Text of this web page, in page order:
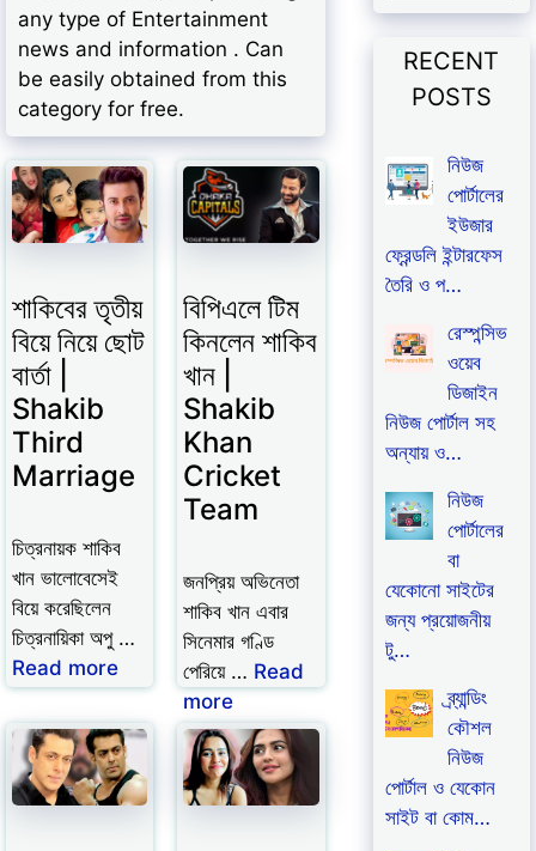
any type of Entertainment
news and information . Can
be easily obtained from this
category for free.
শাকিবের তৃতীয়
বিয়ে নিয়ে ছোট
বার্তা |
Shakib
Third
Marriage
চিত্রনায়ক শাকিব
খান ভালোবেসেই
বিয়ে করেছিলেন
চিত্রনায়িকা অপু …
Read more
বিপিএলে টিম
কিনলেন শাকিব
খান |
Shakib
Khan
Cricket
Team
জনপ্রিয় অভিনেতা
শাকিব খান এবার
সিনেমার গণ্ডি
পেরিয়ে … Read
more
RECENT
POSTS
নিউজ
পোর্টালের
ইউজার
ফ্রেন্ডলি ইন্টারফেস
তৈরি ও প…
রেস্পন্সিভ
ওয়েব
ডিজাইন
নিউজ পোর্টাল সহ
অন্যায় ও…
নিউজ
পোর্টালের
বা
যেকোনো সাইটের
জন্য প্রয়োজনীয়
টু…
ব্র্যান্ডিং
কৌশল
নিউজ
পোর্টাল ও যেকোন
সাইট বা কোম…